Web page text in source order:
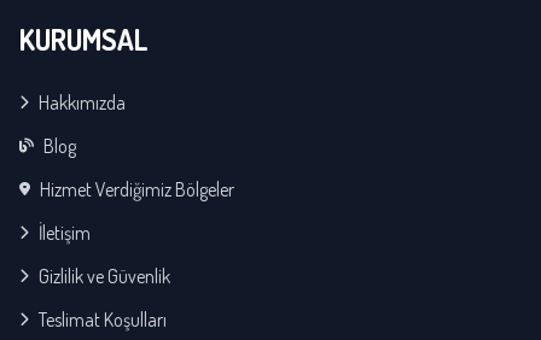
KURUMSAL
Hakkımızda
Blog
Hizmet Verdiğimiz Bölgeler
İletişim
Gizlilik ve Güvenlik
Teslimat Koşulları